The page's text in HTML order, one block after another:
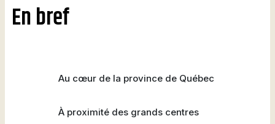
En bref
Au cœur de la province de Québec
À proximité des grands centres